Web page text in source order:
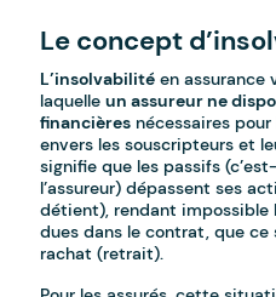
Le concept
L’insolvabilité en assurance
laquelleun assureur ne
financières nécessaires
envers les souscripteurs et
signifie que les passifs
l’assureur) dépassent ses
détient), rendant
dues dans le contrat, que
rachat (retrait).